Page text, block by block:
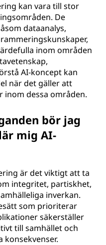
kan vara till stor
De
dataanalys,
inom områden
AI-koncept kan
när det gäller att
inom dessa områden.
bör jag
mig AI-
är det viktigt att ta
integritet, partiskhet,
inverkan.
som prioriterar
säkerställer
till samhället och